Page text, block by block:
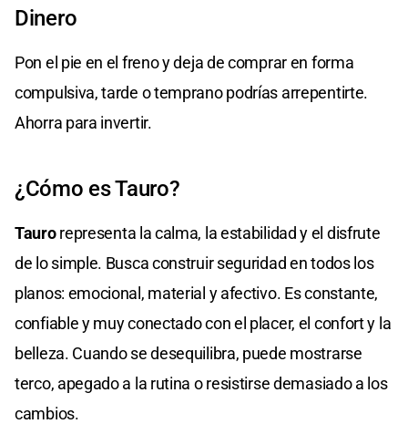
Dinero
Pon el pie en el freno y deja de comprar en forma
compulsiva, tarde o temprano podrías arrepentirte.
Ahorra para invertir.
¿Cómo es Tauro?
Taurorepresenta la calma, la estabilidad y el disfrute
de lo simple. Busca construir seguridad en todos los
planos: emocional, material y afectivo. Es constante,
confiable y muy conectado con el placer, el confort y la
belleza. Cuando se desequilibra, puede mostrarse
terco, apegado a la rutina o resistirse demasiado a los
cambios.